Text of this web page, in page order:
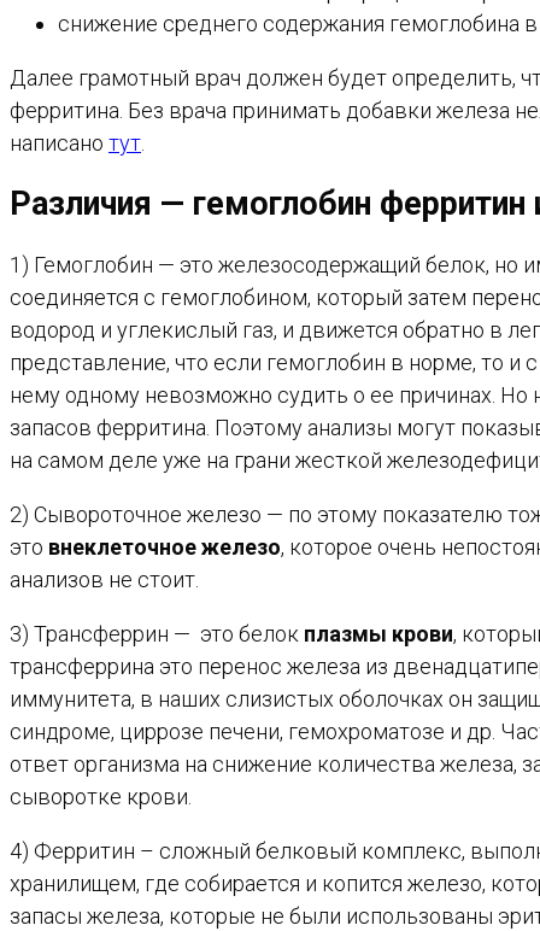
снижение среднего содержания гемоглобина
Далее грамотный врач должен будет определить,
ферритина. Без врача принимать добавки железа
написано тут.
Различия — гемоглобин
1) Гемоглобин — это железосодержащий белок, но
соединяется с гемоглобином, который затем
водород и углекислый газ, и движется обратно в
представление, что если гемоглобин в норме, то
нему одному невозможно судить о ее причинах. Но
запасов ферритина. Поэтому анализы могут
на самом деле уже на грани жесткой
2) Сывороточное железо — по этому показателю
это внеклеточное железо, которое очень
анализов не стоит.
3) Трансферрин — это белок плазмы крови,
трансферрина это перенос железа из
иммунитета, в наших слизистых оболочках он
синдроме, циррозе печени, гемохроматозе и др.
ответ организма на снижение количества железа,
сыворотке крови.
4) Ферритин – сложный белковый комплекс,
хранилищем, где собирается и копится железо,
запасы железа, которые не были использованы